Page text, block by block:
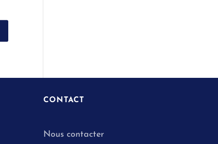
CONTACT
Nous contacter